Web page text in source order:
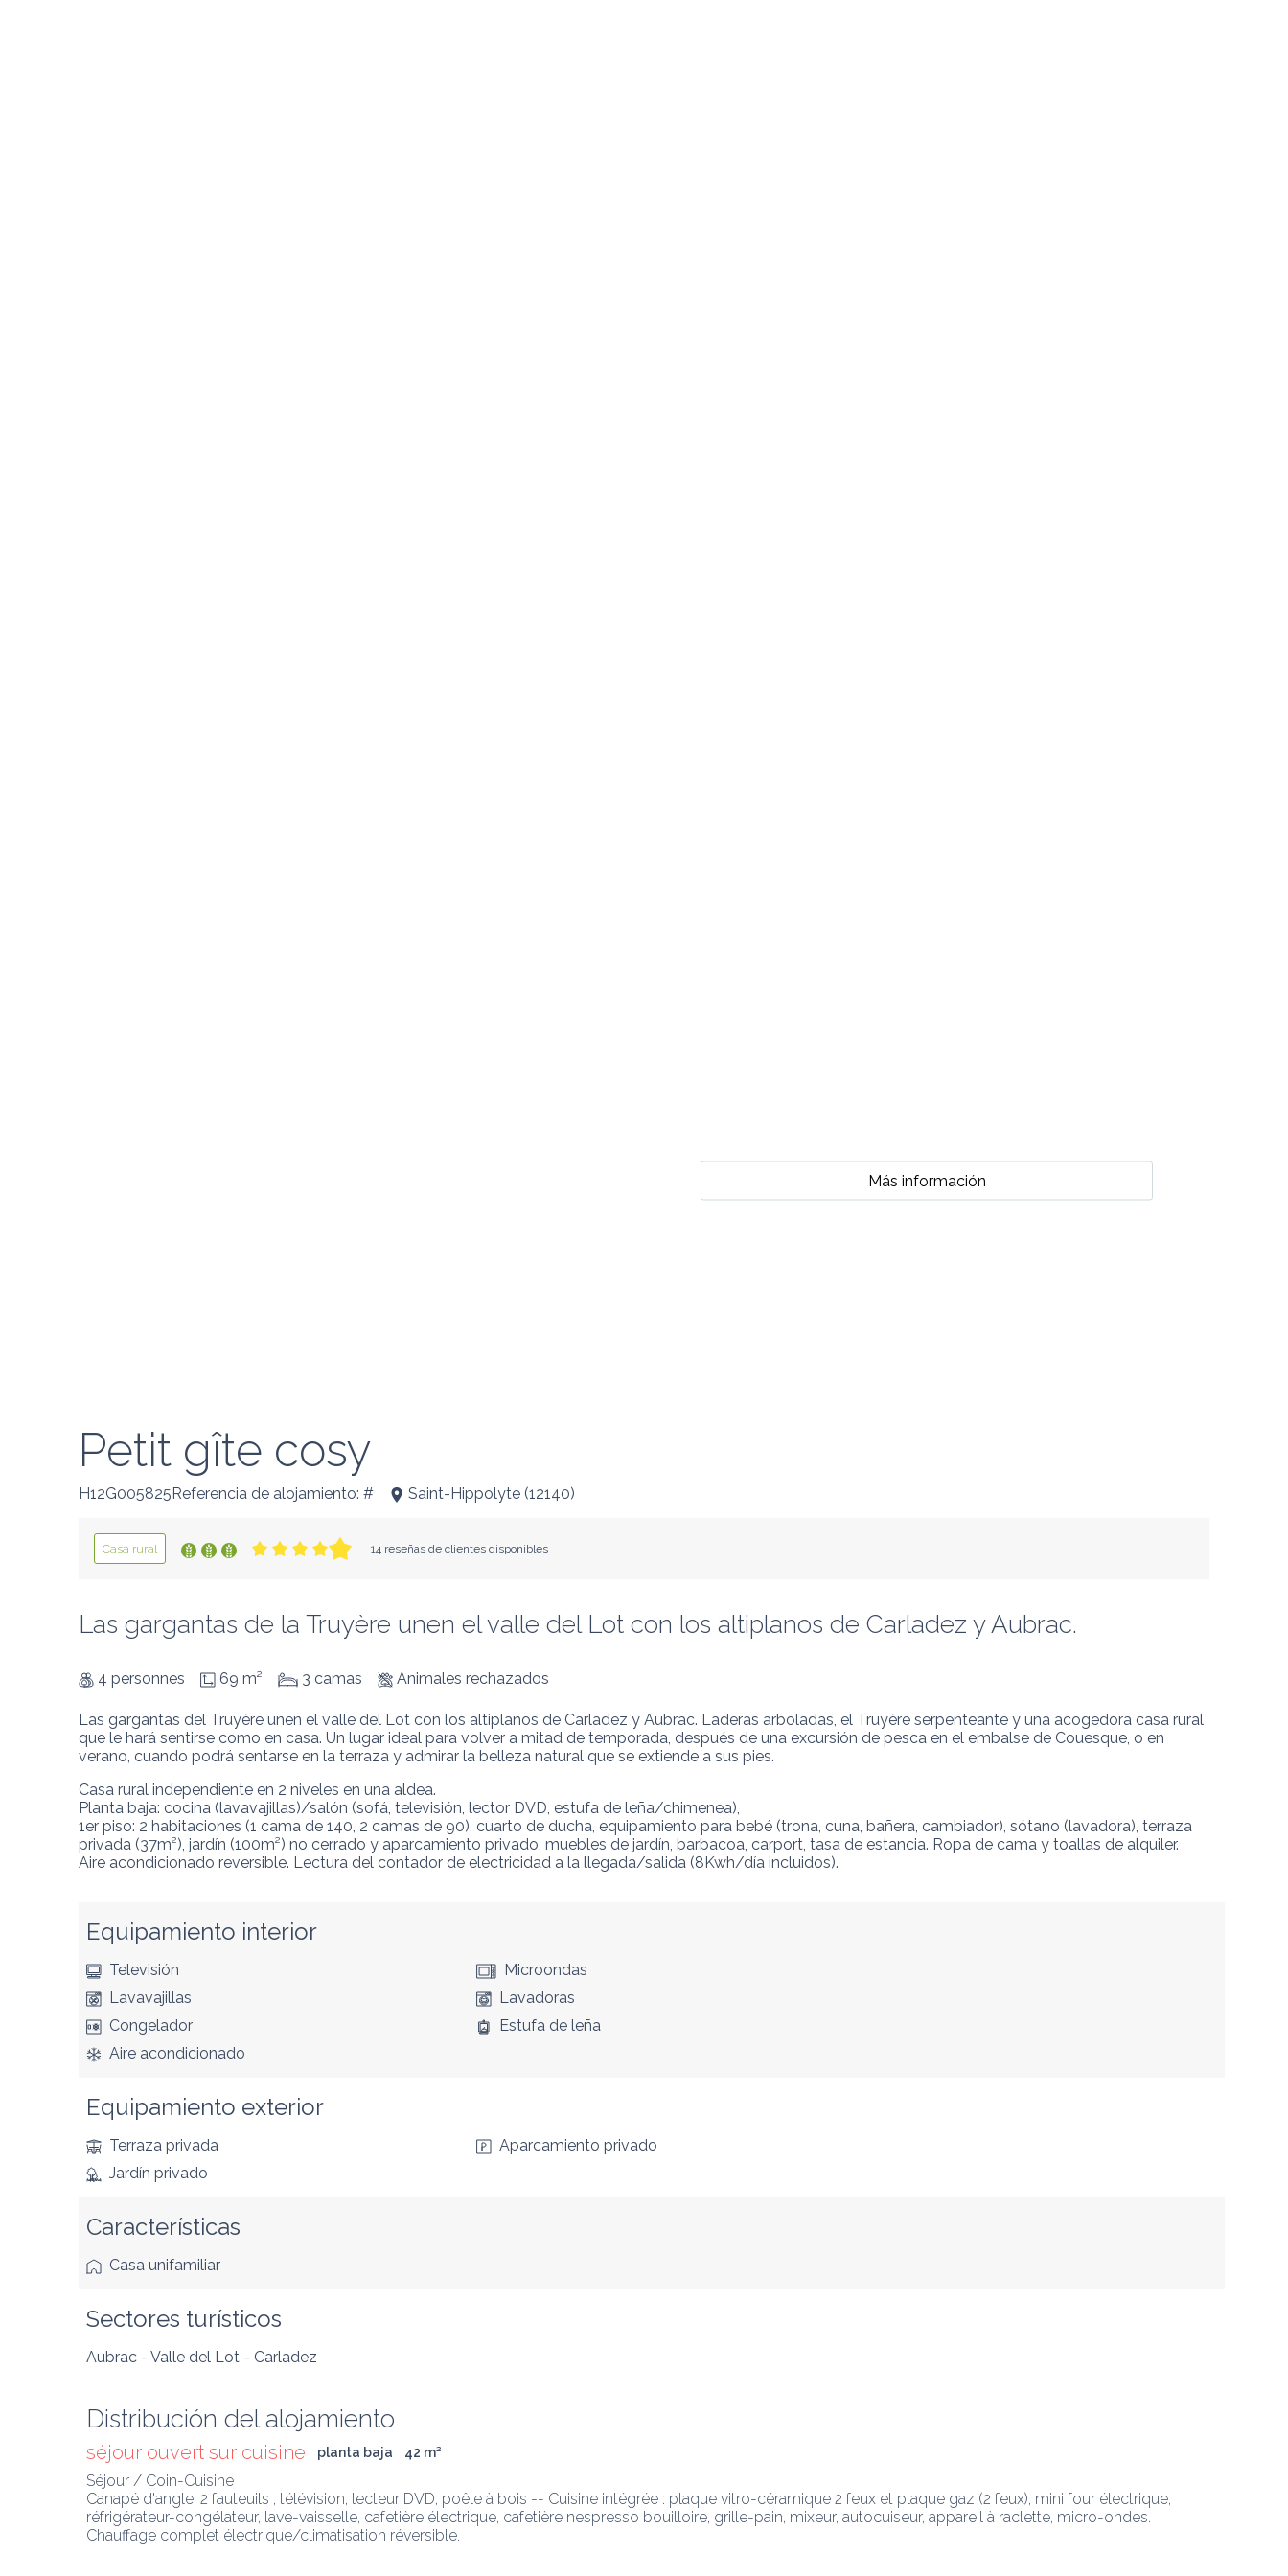
Más información
Petit gîte cosy
H12G005825Referencia de alojamiento: # Saint-Hippolyte (12140)
Casa rural 14 reseñas de clientes disponibles
Las gargantas de la Truyère unen el valle del Lot con los altiplanos de Carladez y Aubrac.
4 personnes 69 m² 3 camas Animales rechazados
Las gargantas del Truyère unen el valle del Lot con los altiplanos de Carladez y Aubrac. Laderas arboladas, el Truyère serpenteante y una acogedora casa rural
que le hará sentirse como en casa. Un lugar ideal para volver a mitad de temporada, después de una excursión de pesca en el embalse de Couesque, o en
verano, cuando podrá sentarse en la terraza y admirar la belleza natural que se extiende a sus pies.
Casa rural independiente en 2 niveles en una aldea.
Planta baja: cocina (lavavajillas)/salón (sofá, televisión, lector DVD, estufa de leña/chimenea),
1er piso: 2 habitaciones (1 cama de 140, 2 camas de 90), cuarto de ducha, equipamiento para bebé (trona, cuna, bañera, cambiador), sótano (lavadora), terraza
privada (37m²), jardín (100m²) no cerrado y aparcamiento privado, muebles de jardín, barbacoa, carport, tasa de estancia. Ropa de cama y toallas de alquiler.
Aire acondicionado reversible. Lectura del contador de electricidad a la llegada/salida (8Kwh/día incluidos).
Equipamiento interior
Televisión
Microondas
Lavavajillas
Lavadoras
Congelador
Estufa de leña
Aire acondicionado
Equipamiento exterior
Terraza privada
Aparcamiento privado
Jardín privado
Características
Casa unifamiliar
Sectores turísticos
Aubrac - Valle del Lot - Carladez
Distribución del alojamiento
séjour ouvert sur cuisine planta baja 42 m²
Séjour / Coin-Cuisine
Canapé d'angle, 2 fauteuils , télévision, lecteur DVD, poêle à bois -- Cuisine intégrée : plaque vitro-céramique 2 feux et plaque gaz (2 feux), mini four électrique,
réfrigérateur-congélateur, lave-vaisselle, cafetière électrique, cafetière nespresso bouilloire, grille-pain, mixeur, autocuiseur, appareil à raclette, micro-ondes.
Chauffage complet électrique/climatisation réversible.